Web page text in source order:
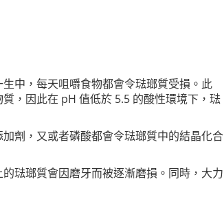
中，每天咀嚼食物都會令琺瑯質受損。此
，因此在 pH 值低於 5.5 的酸性環境下，琺
劑，又或者磷酸都會令琺瑯質中的結晶化合
琺瑯質會因磨牙而被逐漸磨損。同時，大力